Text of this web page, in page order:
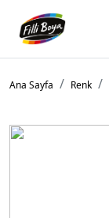
Ana Sayfa Renk